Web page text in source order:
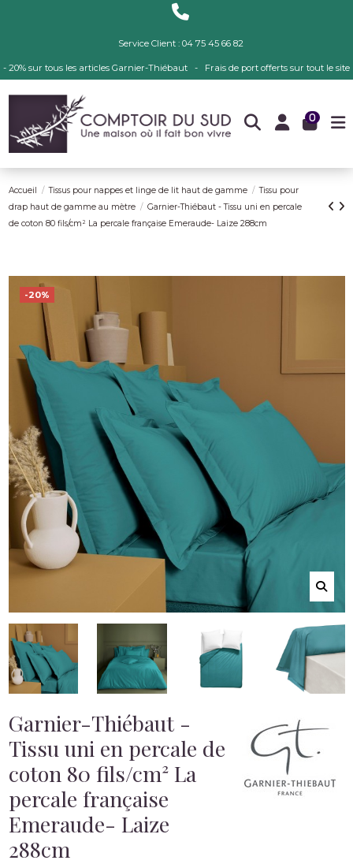
Service Client : 04 75 45 66 82
- 20% sur tous les articles Garnier-Thiébaut - Frais de port offerts sur tout le site
0
Accueil Tissus pour nappes et linge de lit haut de gamme
Tissu pour
drap haut de gamme au mètre
Garnier-Thiébaut - Tissu uni en percale
de coton 80 fils/cm² La percale française Emeraude- Laize 288cm
-20%
Garnier-Thiébaut -
Tissu uni en percale de
coton 80 fils/cm² La
percale française
Emeraude- Laize
288cm